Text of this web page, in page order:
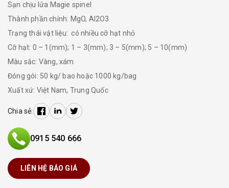
Sạn chịu lửa Magie spinel
Thành phần chính: MgO, Al2O3
Trạng thái vật liệu: có nhiều cỡ hạt nhỏ
Cỡ hạt: 0 – 1(mm); 1 – 3(mm); 3 – 5(mm); 5 – 10(mm)
Màu sắc: Vàng, xám
Đóng gói: 50 kg/ bao hoặc 1000 kg/bag
Xuất xứ: Việt Nam, Trung Quốc
Chia sẻ:
0915 540 666
LIÊN HỆ BÁO GIÁ